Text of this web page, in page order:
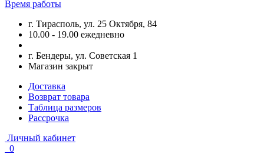
Время работы
г. Тирасполь, ул. 25 Октября, 84
10.00 - 19.00 ежедневно
г. Бендеры, ул. Советская 1
Магазин закрыт
Доставка
Возврат товара
Таблица размеров
Рассрочка
Личный кабинет
0